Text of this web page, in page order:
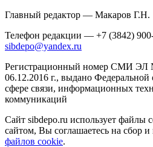
Главный редактор — Макаров Г.Н.
Телефон редакции — +7 (3842)
sibdepo@yandex.ru
Регистрационный номер СМИ ЭЛ
06.12.2016 г., выдано Федеральной
сфере связи, информационных
коммуникаций
Сайт sibdepo.ru использует файлы
сайтом, Вы соглашаетесь на сбор
файлов cookie.